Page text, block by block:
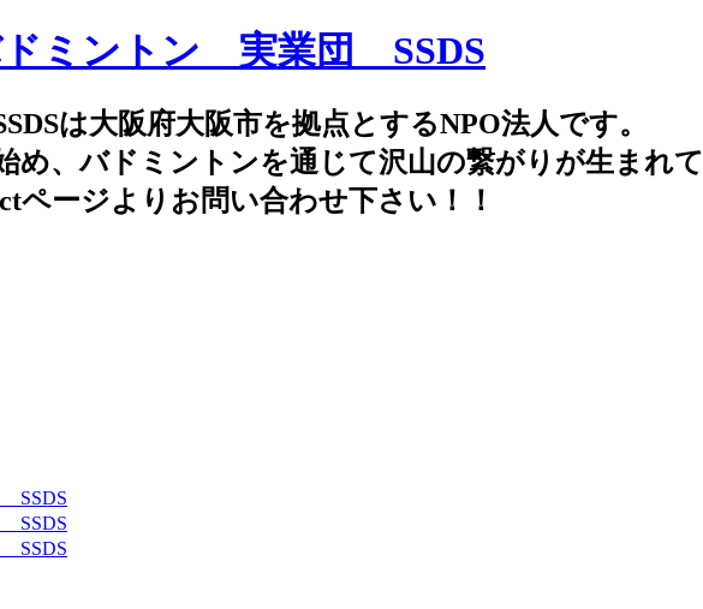
は大阪府大阪市を拠点とするNPO法人です。
め、バドミントンを通じて沢山の繋がりが生まれて
ページよりお問い合わせ下さい！！